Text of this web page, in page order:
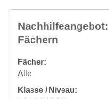
Fächern
Fächer:
Alle
Klasse / Niveau: